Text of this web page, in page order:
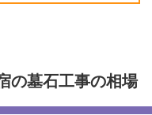
の墓石工事の相場